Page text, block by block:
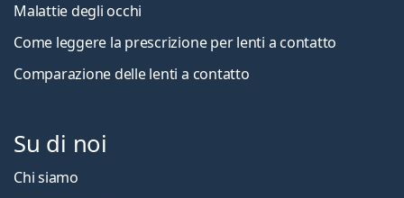
Malattie degli occhi
Come leggere la prescrizione per lenti a contatto
Comparazione delle lenti a contatto
Su di noi
Chi siamo